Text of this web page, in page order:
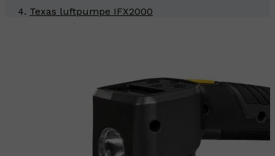
Texas luftpumpe IFX2000